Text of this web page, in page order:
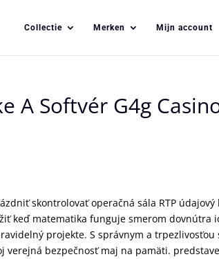
Collectie Merken Mijn account
A Softvér G4g
skontrolovať operačná sála RTP údajový
keď matematika funguje smerom dovnútra
projekte. S správnym a trpezlivosťou
verejná bezpečnosť maj na pamäti.